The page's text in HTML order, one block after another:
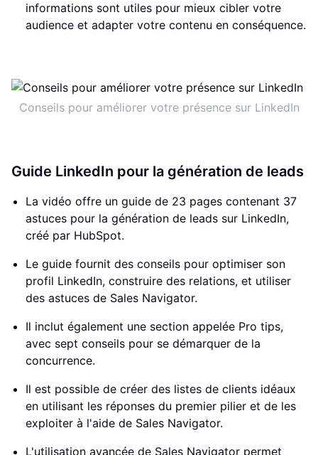
informations sont utiles pour mieux cibler votre
audience et adapter votre contenu en conséquence.
Conseils pour améliorer votre présence sur LinkedIn
Guide LinkedIn pour la génération de leads
La vidéo offre un guide de 23 pages contenant 37
astuces pour la génération de leads sur LinkedIn,
créé par HubSpot.
Le guide fournit des conseils pour optimiser son
profil LinkedIn, construire des relations, et utiliser
des astuces de Sales Navigator.
Il inclut également une section appelée Pro tips,
avec sept conseils pour se démarquer de la
concurrence.
Il est possible de créer des listes de clients idéaux
en utilisant les réponses du premier pilier et de les
exploiter à l'aide de Sales Navigator.
L'utilisation avancée de Sales Navigator permet